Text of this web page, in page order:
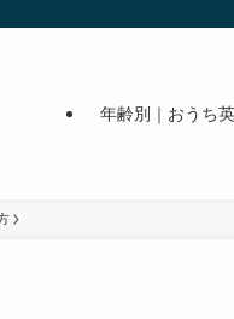
年齢別｜おうち